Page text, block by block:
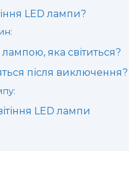
LED лампи?
яка світиться?
після виключення?
LED лампи